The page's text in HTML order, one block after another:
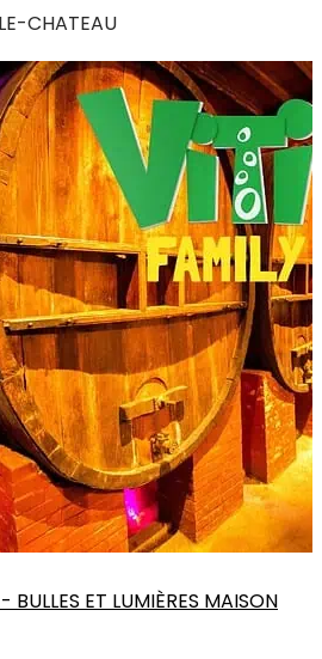
CHATEAU
BULLES ET LUMIÈRES MAISON